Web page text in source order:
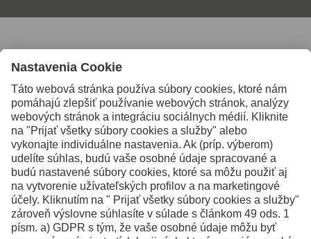
Pre ďalšie informácie nás
kontaktujte
Kontakty